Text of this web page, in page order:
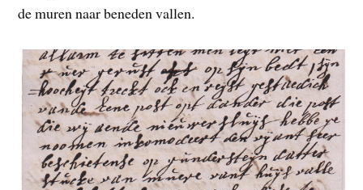
de muren naar beneden vallen.